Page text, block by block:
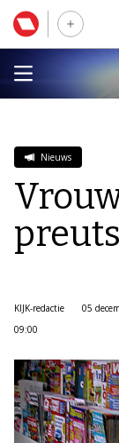
Nieuws
KIJK-redactie
05
09:00